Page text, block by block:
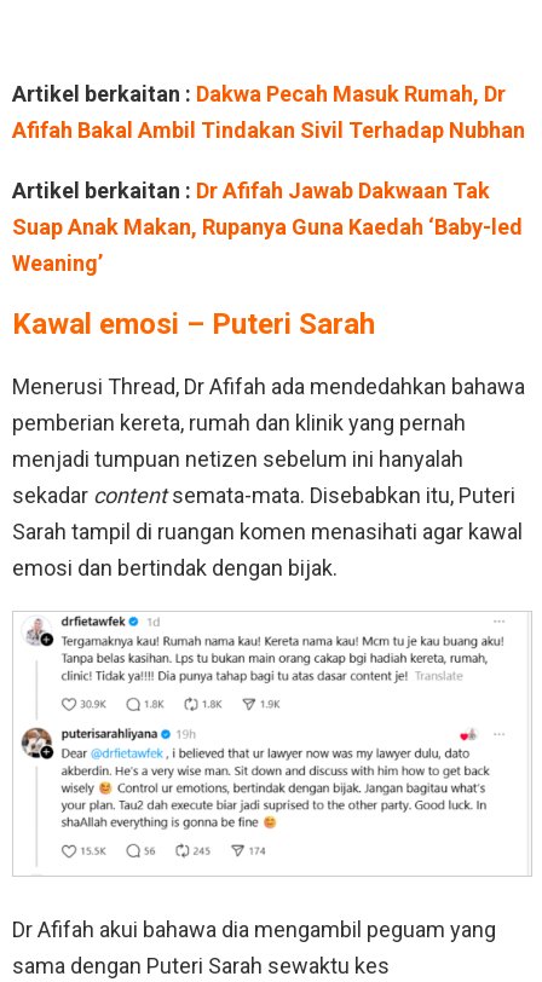
Artikel berkaitan : Dakwa Pecah Masuk Rumah, Dr
Afifah Bakal Ambil Tindakan Sivil Terhadap Nubhan
Artikel berkaitan : Dr Afifah Jawab Dakwaan Tak
Suap Anak Makan, Rupanya Guna Kaedah ‘Baby-led
Weaning’
Kawal emosi – Puteri Sarah
Menerusi Thread, Dr Afifah ada mendedahkan bahawa
pemberian kereta, rumah dan klinik yang pernah
menjadi tumpuan netizen sebelum ini hanyalah
sekadar contentsemata-mata. Disebabkan itu, Puteri
Sarah tampil di ruangan komen menasihati agar kawal
emosi dan bertindak dengan bijak.
Dr Afifah akui bahawa dia mengambil peguam yang
sama dengan Puteri Sarah sewaktu kes